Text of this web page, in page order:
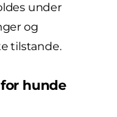
under
og
tilstande.
hunde